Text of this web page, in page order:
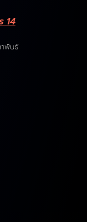
14
พันธ์